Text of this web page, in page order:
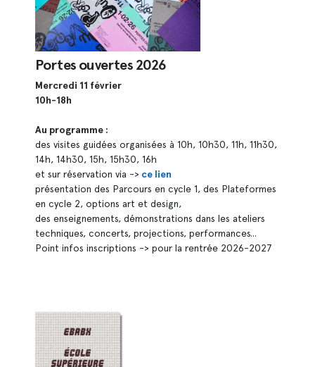
Portes ouvertes 2026
Mercredi 11 février
10h-18h
Au programme :
des visites guidées organisées à 10h, 10h30, 11h, 11h30,
14h, 14h30, 15h, 15h30, 16h
et sur réservation via -> ce lien
présentation des Parcours en cycle 1, des Plateformes
en cycle 2, options art et design,
des enseignements, démonstrations dans les ateliers
techniques, concerts, projections, performances...
Point infos inscriptions -> pour la rentrée 2026-2027